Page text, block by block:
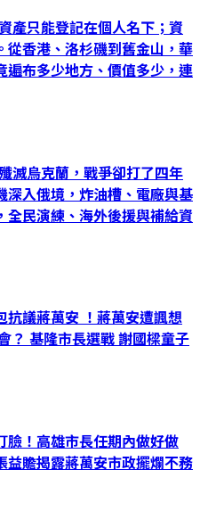
產只能登記在個人名下；資
從香港、洛杉磯到舊金山，華
遍布多少地方、價值多少，連
滅烏克蘭，戰爭卻打了四年
深入俄境，炸油槽、電廠與基
全民演練、海外後援與補給資
抗議蔣萬安 ！蔣萬安遭諷想
？ 基隆市長選戰 謝國樑童子
臉！高雄市長任期內做好做
益贍揭露蔣萬安市政擺爛不務